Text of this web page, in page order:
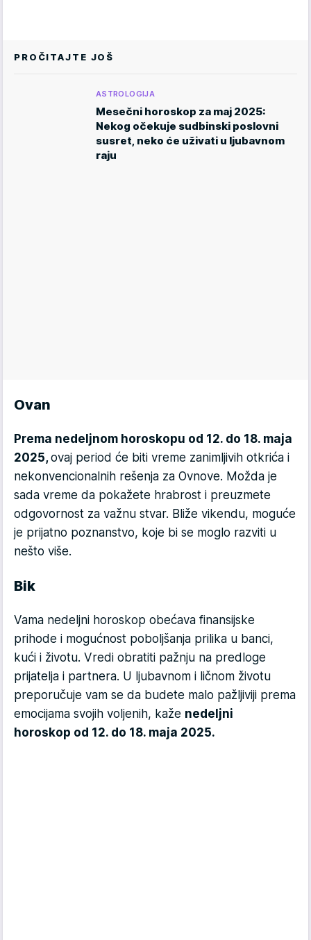
PROČITAJTE JOŠ
ASTROLOGIJA
Mesečni horoskop za maj 2025:
Nekog očekuje sudbinski poslovni
susret, neko će uživati u ljubavnom
raju
Ovan
Prema nedeljnom horoskopu od 12. do 18. maja
2025,ovaj period će biti vreme zanimljivih otkrića i
nekonvencionalnih rešenja za Ovnove. Možda je
sada vreme da pokažete hrabrost i preuzmete
odgovornost za važnu stvar. Bliže vikendu, moguće
je prijatno poznanstvo, koje bi se moglo razviti u
nešto više.
Bik
Vama nedeljni horoskop obećava finansijske
prihode i mogućnost poboljšanja prilika u banci,
kući i životu. Vredi obratiti pažnju na predloge
prijatelja i partnera. U ljubavnom i ličnom životu
preporučuje vam se da budete malo pažljiviji prema
emocijama svojih voljenih, kaže nedeljni
horoskop od 12. do 18. maja 2025.